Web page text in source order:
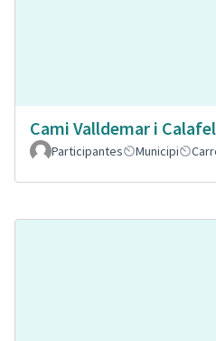
Cami Valldemar i
Participantes
Municipi